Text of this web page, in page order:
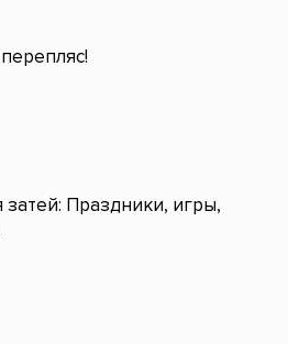
Праздники, игры,